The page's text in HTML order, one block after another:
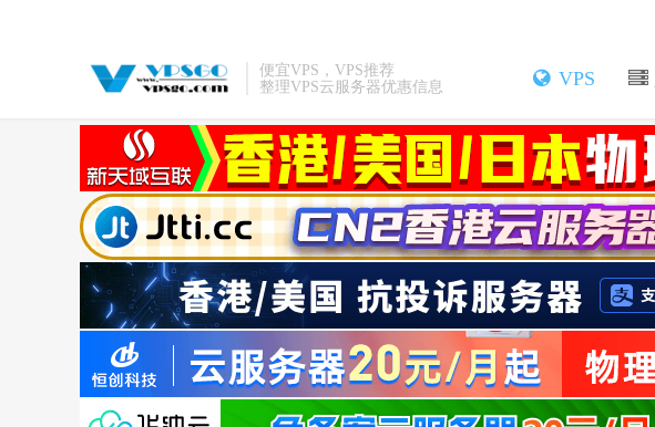
便宜VPS，VPS推荐
整理VPS云服务器优惠信息
VPS